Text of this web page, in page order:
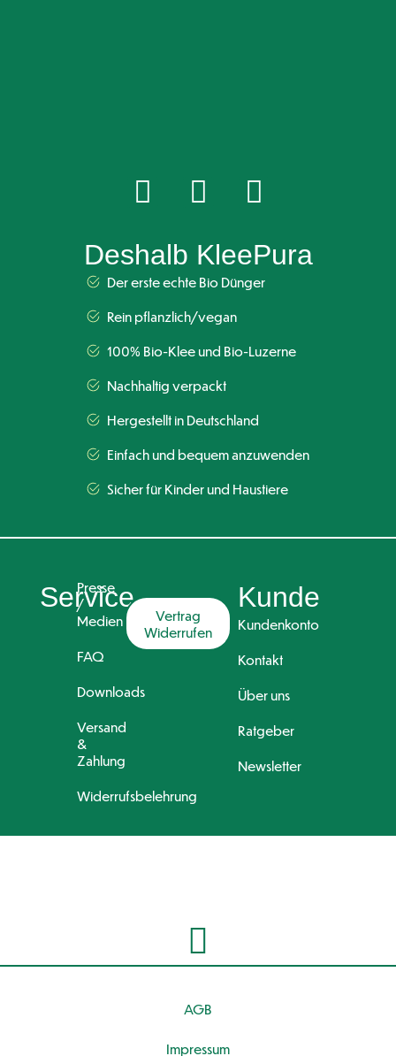
Deshalb KleePura
Der erste echte Bio Dünger
Rein pflanzlich/vegan
100% Bio-Klee und Bio-Luzerne
Nachhaltig verpackt
Hergestellt in Deutschland
Einfach und bequem anzuwenden
Sicher für Kinder und Haustiere
Service
Presse
/
Medien
FAQ
Downloads
Versand
&
Zahlung
Widerrufsbelehrung
Vertrag
Widerrufen
Kunde
Kundenkonto
Kontakt
Über uns
Ratgeber
Newsletter
AGB
Impressum